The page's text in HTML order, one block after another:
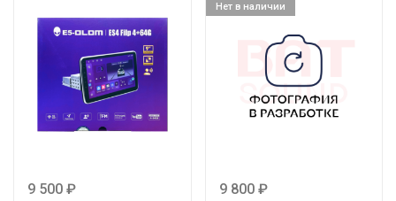
9 500 ₽
Нет в наличии
9 800 ₽